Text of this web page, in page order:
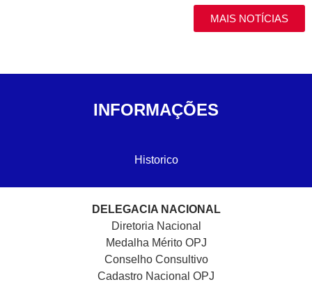
MAIS NOTÍCIAS
INFORMAÇÕES
Historico
DELEGACIA NACIONAL
Diretoria Nacional
Medalha Mérito OPJ
Conselho Consultivo
Cadastro Nacional OPJ